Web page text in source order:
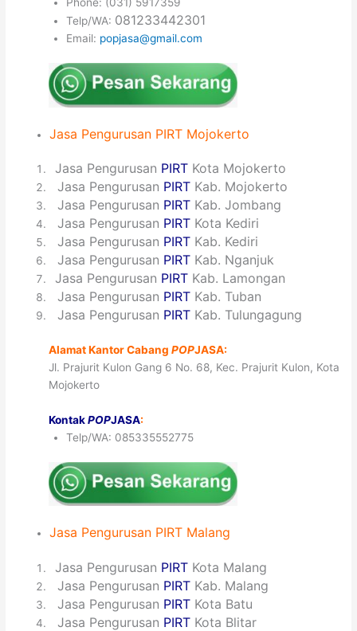
Telp/WA: 081233442301
Email: popjasa@gmail.com
Jasa Pengurusan PIRT Mojokerto
1Jasa Pengurusan PIRT Kota Mojokerto
2Jasa Pengurusan PIRT Kab. Mojokerto
3Jasa Pengurusan PIRT Kab. Jombang
4Jasa Pengurusan PIRT Kota Kediri
5Jasa Pengurusan PIRT Kab. Kediri
6Jasa Pengurusan PIRT Kab. Nganjuk
7Jasa Pengurusan PIRT Kab. Lamongan
8Jasa Pengurusan PIRT Kab. Tuban
9Jasa Pengurusan PIRT Kab. Tulungagung
Alamat Kantor CabangPOPJASA:
Jl. Prajurit Kulon Gang 6 No. 68, Kec. Prajurit Kulon, Kota
Mojokerto
KontakPOPJASA:
Telp/WA: 085335552775
Jasa Pengurusan PIRT Malang
1Jasa Pengurusan PIRT Kota Malang
2Jasa Pengurusan PIRT Kab. Malang
3Jasa Pengurusan PIRT Kota Batu
4Jasa Pengurusan PIRT Kota Blitar